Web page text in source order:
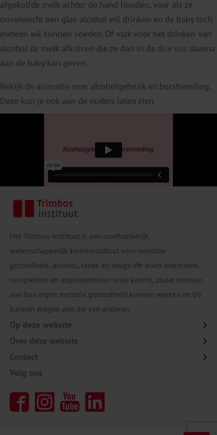
afgekolfde melk achter de hand houden, voor als ze
onverwacht een glas alcohol wil drinken en de baby toch
meteen wil kunnen voeden. Of vlak vóór het drinken van
alcohol de melk afkolven die ze dan in de drie uur daarna
aan de baby kan geven.
Bekijk de animatie over alcoholgebruik en borstvoeding.
Deze kun je ook aan de ouders laten zien.
Het Trimbos-instituut is een onafhankelijk,
wetenschappelijk kennisinstituut voor mentale
gezondheid, alcohol, tabak en drugs. We doen onderzoek,
verspreiden en implementeren onze kennis, zodat mensen
aan hun eigen mentale gezondheid kunnen werken en bij
kunnen dragen aan die van anderen.
Op deze website
Over deze website
Contact
Volg ons